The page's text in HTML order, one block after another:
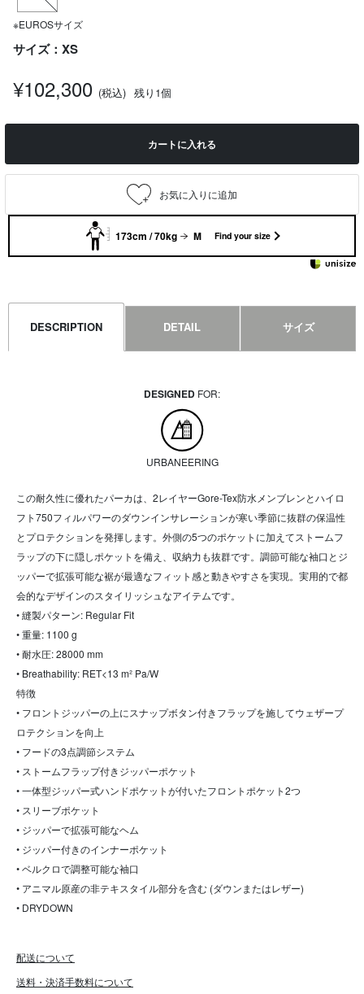
※EUROSサイズ
サイズ：XS
¥102,300 (税込) 残り1個
カートに入れる
173cm / 70kg M Find your size
DESCRIPTION DETAIL サイズ
DESIGNED FOR:
URBANEERING
この耐久性に優れたパーカは、2レイヤーGore-Tex防水メンブレンとハイロ
フト750フィルパワーのダウンインサレーションが寒い季節に抜群の保温性
とプロテクションを発揮します。外側の5つのポケットに加えてストームフ
ラップの下に隠しポケットを備え、収納力も抜群です。調節可能な袖口とジ
ッパーで拡張可能な裾が最適なフィット感と動きやすさを実現。実用的で都
会的なデザインのスタイリッシュなアイテムです。
• 縫製パターン: Regular Fit
• 重量: 1100 g
• 耐水圧: 28000 mm
• Breathability: RET<13 m² Pa/W
特徴
• フロントジッパーの上にスナップボタン付きフラップを施してウェザープ
ロテクションを向上
• フードの3点調節システム
• ストームフラップ付きジッパーポケット
• 一体型ジッパー式ハンドポケットが付いたフロントポケット2つ
• スリーブポケット
• ジッパーで拡張可能なヘム
• ジッパー付きのインナーポケット
• ベルクロで調整可能な袖口
• アニマル原産の非テキスタイル部分を含む (ダウンまたはレザー)
• DRYDOWN
配送について
送料・決済手数料について